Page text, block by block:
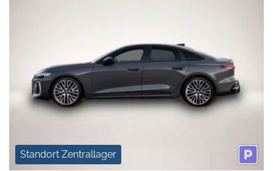
Standort Zentrallager